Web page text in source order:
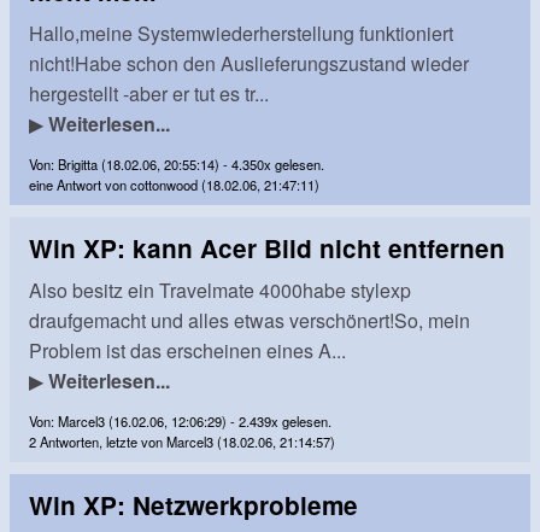
Hallo,meine Systemwiederherstellung funktioniert
nicht!Habe schon den Auslieferungszustand wieder
hergestellt -aber er tut es tr...
▶Weiterlesen...
Von: Brigitta (18.02.06, 20:55:14) - 4.350x gelesen.
eine Antwort von cottonwood (18.02.06, 21:47:11)
Win XP: kann Acer Bild nicht entfernen
Also besitz ein Travelmate 4000habe stylexp
draufgemacht und alles etwas verschönert!So, mein
Problem ist das erscheinen eines A...
▶Weiterlesen...
Von: Marcel3 (16.02.06, 12:06:29) - 2.439x gelesen.
2 Antworten, letzte von Marcel3 (18.02.06, 21:14:57)
Win XP: Netzwerkprobleme